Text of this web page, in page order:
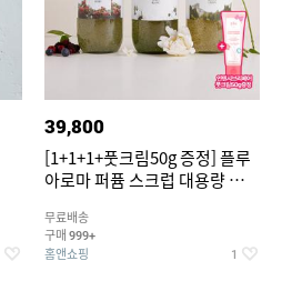
39,800
[1+1+1+풋크림50g 증정] 플루
아로마 퍼퓸 스크럽 대용량 바디
무료배송
구매 999+
홈앤쇼핑 1